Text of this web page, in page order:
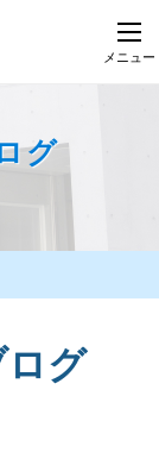
メニュー
グ
ログ